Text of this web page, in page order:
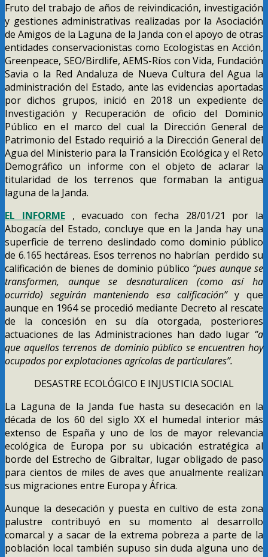
Fruto del trabajo de años de reivindicación, investigación
y gestiones administrativas realizadas por la Asociación
de Amigos de la Laguna de la Janda con el apoyo de otras
entidades conservacionistas como Ecologistas en Acción,
Greenpeace, SEO/Birdlife, AEMS-Ríos con Vida, Fundación
Savia o la Red Andaluza de Nueva Cultura del Agua la
administración del Estado, ante las evidencias aportadas
por dichos grupos, inició en 2018 un expediente de
Investigación y Recuperación de oficio del Dominio
Público en el marco del cual la Dirección General de
Patrimonio del Estado requirió a la Dirección General del
Agua del Ministerio para la Transición Ecológica y el Reto
Demográfico un informe con el objeto de aclarar la
titularidad de los terrenos que formaban la antigua
laguna de la Janda.
EL INFORME
, evacuado con fecha 28/01/21 por la
Abogacía del Estado, concluye que en la Janda hay una
superficie de terreno deslindado como dominio público
de 6.165 hectáreas. Esos terrenos no habrían perdido su
calificación de bienes de dominio público “pues aunque se
transformen, aunque se desnaturalicen (como así ha
ocurrido) seguirán manteniendo esa calificación”y que
aunque en 1964 se procedió mediante Decreto al rescate
de la concesión en su día otorgada, posteriores
actuaciones de las Administraciones han dado lugar “a
que aquellos terrenos de dominio público se encuentren hoy
ocupados por explotaciones agrícolas de particulares”.
DESASTRE ECOLÓGICO E INJUSTICIA SOCIAL
La Laguna de la Janda fue hasta su desecación en la
década de los 60 del siglo XX el humedal interior más
extenso de España y uno de los de mayor relevancia
ecológica de Europa por su ubicación estratégica al
borde del Estrecho de Gibraltar, lugar obligado de paso
para cientos de miles de aves que anualmente realizan
sus migraciones entre Europa y África.
Aunque la desecación y puesta en cultivo de esta zona
palustre contribuyó en su momento al desarrollo
comarcal y a sacar de la extrema pobreza a parte de la
población local también supuso sin duda alguna uno de